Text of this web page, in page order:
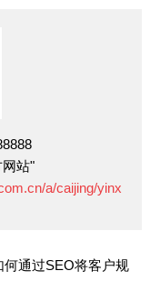
站"
a/caijing/yinx
何通过SEO将客户规